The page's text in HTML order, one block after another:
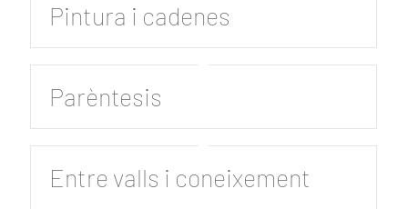
Pintura i cadenes
Parèntesis
Entre valls i coneixement